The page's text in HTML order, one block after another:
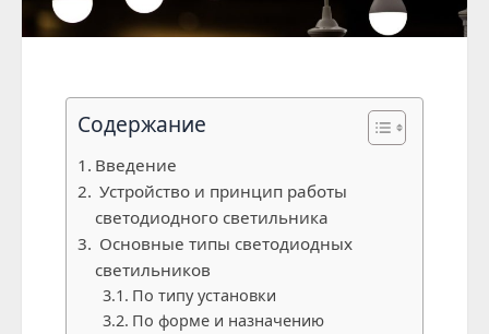
Содержание
Введение
Устройство и принцип работы
светодиодного светильника
Основные типы светодиодных
светильников
По типу установки
По форме и назначению